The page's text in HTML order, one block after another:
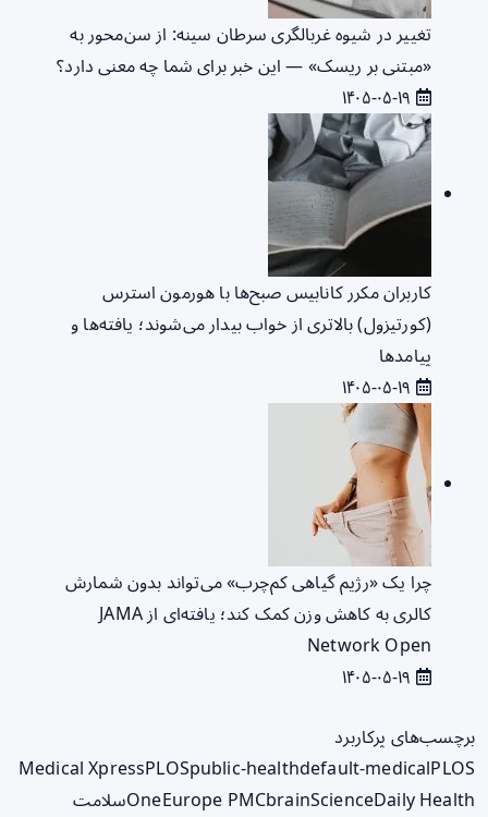
تغییر در شیوه غربالگری سرطان سینه: از سن‌محور به
«مبتنی بر ریسک» — این خبر برای شما چه معنی دارد؟
کاربران مکرر کانابیس صبح‌ها با هورمون استرس
(کورتیزول) بالاتری از خواب بیدار می‌شوند؛ یافته‌ها و
پیامدها
چرا یک «رژیم گیاهی کم‌چرب» می‌تواند بدون شمارش
کالری به کاهش وزن کمک کند؛ یافته‌ای از JAMA
Network Open
برچسب‌های پرکاربرد
Medical XpressPLOSpublic-healthdefault-medicalPLOS
OneEurope PMCbrainScienceDaily Health
سلامت